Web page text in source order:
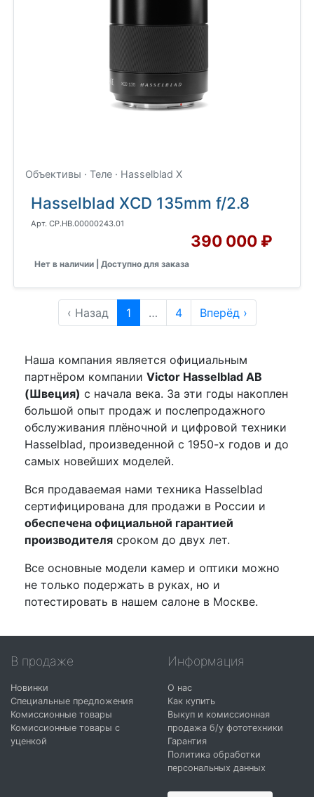
Объективы · Теле · Hasselblad X
Hasselblad XCD 135mm f/2.8
Арт. CP.HB.00000243.01
390 000 ₽
Нет в наличии | Доступно для заказа
‹ Назад 1 … 4 Вперёд ›
Наша компания является официальным
партнёром компании Victor Hasselblad AB
(Швеция) c начала века. За эти годы накоплен
большой опыт продаж и послепродажного
обслуживания плёночной и цифровой техники
Hasselblad, произведенной с 1950-х годов и до
самых новейших моделей.
Вся продаваемая нами техника Hasselblad
сертифицирована для продажи в России и
обеспечена официальной гарантией
производителя сроком до двух лет.
Все основные модели камер и оптики можно
не только подержать в руках, но и
потестировать в нашем салоне в Москве.
В продаже
Новинки
Специальные предложения
Комиссионные товары
Комиссионные товары с
уценкой
Информация
О нас
Как купить
Выкуп и комиссионная
продажа б/у фототехники
Гарантия
Политика обработки
персональных данных